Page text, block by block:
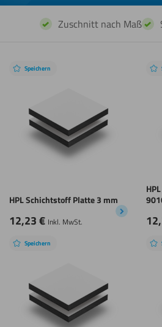
Zuschnitt nach Maß
Speichern
HPL Schichtstoff Platte 3 mm
12,23€ Inkl. MwSt.
Speichern